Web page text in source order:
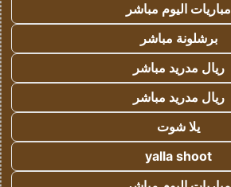
مباريات اليوم مباشر
برشلونة مباشر
ريال مدريد مباشر
ريال مدريد مباشر
يلا شوت
yalla shoot